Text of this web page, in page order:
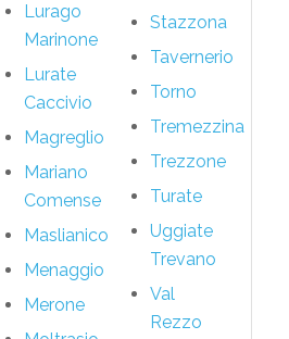
Lurago
Marinone
Lurate
Caccivio
Magreglio
Mariano
Comense
Maslianico
Menaggio
Merone
Stazzona
Tavernerio
Torno
Tremezzina
Trezzone
Turate
Uggiate
Trevano
Val
Rezzo